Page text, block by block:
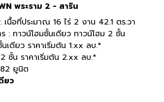
พระราม 2 - สาริน
เนื้อที่ประมาณ 16 ไร่ 2 งาน 42.1 ตร.วา
ร : ทาวน์โฮมชั้นเดียว ทาวน์โฮม 2 ชั้น
เดียว ราคาเริ่มต้น 1.xx ลบ.*
ชั้น ราคาเริ่มต้น 2.xx ลบ.*
ยูนิต
ยว